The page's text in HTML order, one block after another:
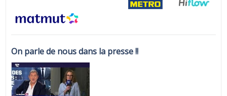
On parle de nous dans la presse !!